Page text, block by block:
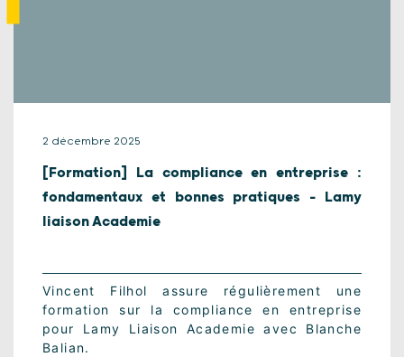
2 décembre 2025
[Formation] La compliance en entreprise :
fondamentaux et bonnes pratiques – Lamy
liaison Academie
Vincent Filhol assure régulièrement une
formation sur la compliance en entreprise
pour Lamy Liaison Academie avec Blanche
Balian.